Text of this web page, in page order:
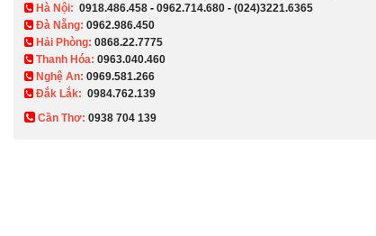
Hà Nội:0918.486.458 -0962.714.680 -(024)3221.6365
Đà Nẵng:0962.986.450
Hải Phòng:0868.22.7775
Thanh Hóa:0963.040.460
Nghệ An:0969.581.266
Đắk Lắk: 0984.762.139
Cần Thơ:0938 704 139​